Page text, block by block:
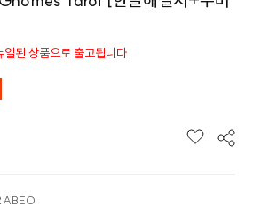
된 상품으로 출고됩니다.